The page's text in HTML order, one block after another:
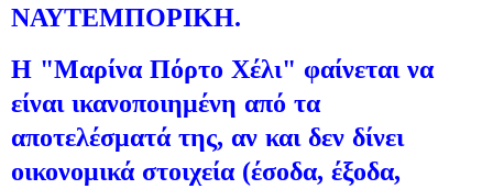
ΝΑΥΤΕΜΠΟΡΙΚΗ.
Η "Μαρίνα Πόρτο Χέλι" φαίνεται να
είναι ικανοποιημένη από τα
αποτελέσματά της, αν και δεν δίνει
οικονομικά στοιχεία (έσοδα, έξοδα,